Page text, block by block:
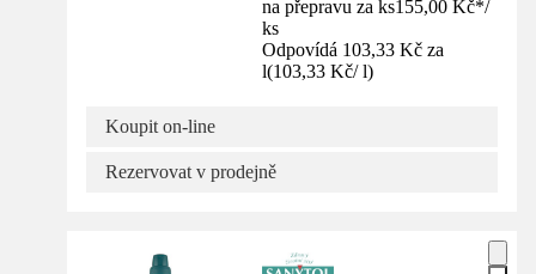
na přepravu za ks155,00 Kč*/
ks
Odpovídá 103,33 Kč za
l(103,33 Kč/ l)
Koupit on-line
Rezervovat v prodejně